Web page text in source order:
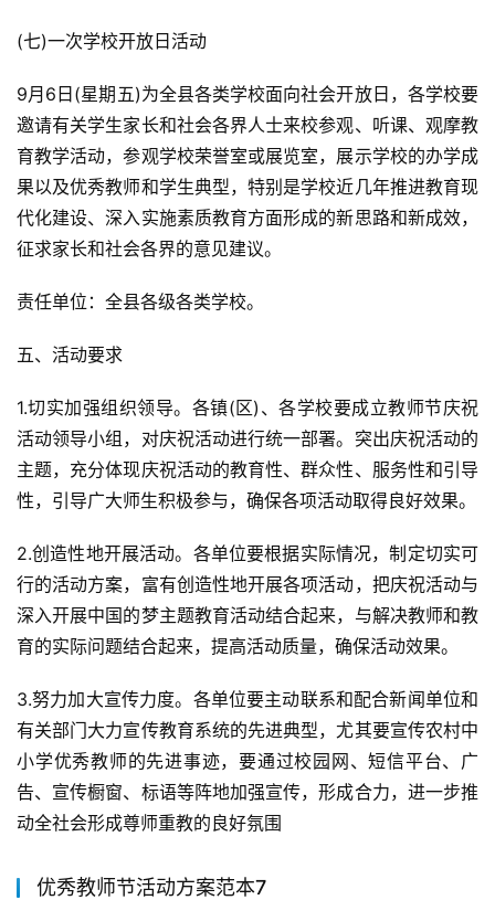
(七)一次学校开放日活动
9月6日(星期五)为全县各类学校面向社会开放日，各学校要
邀请有关学生家长和社会各界人士来校参观、听课、观摩教
育教学活动，参观学校荣誉室或展览室，展示学校的办学成
果以及优秀教师和学生典型，特别是学校近几年推进教育现
代化建设、深入实施素质教育方面形成的新思路和新成效，
征求家长和社会各界的意见建议。
责任单位：全县各级各类学校。
五、活动要求
1.切实加强组织领导。各镇(区)、各学校要成立教师节庆祝
活动领导小组，对庆祝活动进行统一部署。突出庆祝活动的
主题，充分体现庆祝活动的教育性、群众性、服务性和引导
性，引导广大师生积极参与，确保各项活动取得良好效果。
2.创造性地开展活动。各单位要根据实际情况，制定切实可
行的活动方案，富有创造性地开展各项活动，把庆祝活动与
深入开展中国的梦主题教育活动结合起来，与解决教师和教
育的实际问题结合起来，提高活动质量，确保活动效果。
3.努力加大宣传力度。各单位要主动联系和配合新闻单位和
有关部门大力宣传教育系统的先进典型，尤其要宣传农村中
小学优秀教师的先进事迹，要通过校园网、短信平台、广
告、宣传橱窗、标语等阵地加强宣传，形成合力，进一步推
动全社会形成尊师重教的良好氛围
优秀教师节活动方案范本7